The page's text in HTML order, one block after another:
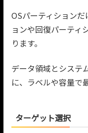
OSパーティション
ョンや回復パーティ
ります。
データ領域とシステ
に、ラベルや容量で
ターゲット選択